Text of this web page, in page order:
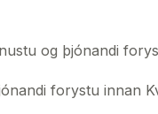
og þjónandi
forystu innan